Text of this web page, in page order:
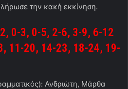
την κακή εκκίνηση.
0-3, 0-5, 2-6, 3-9, 6-12
11-20, 14-23, 18-24, 19-
Ανδριώτη, Μάρθα